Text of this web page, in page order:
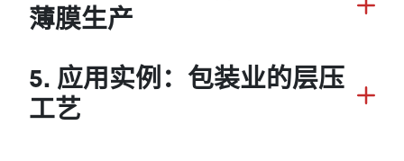
薄膜生产
5. 应用实例：包装业的层压
工艺